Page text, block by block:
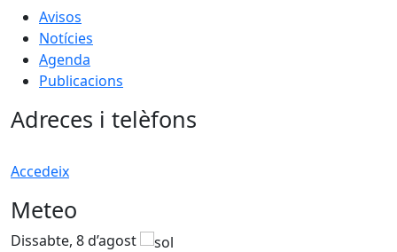
Avisos
Notícies
Agenda
Publicacions
Adreces i telèfons
Accedeix
Meteo
Dissabte, 8 d’agost